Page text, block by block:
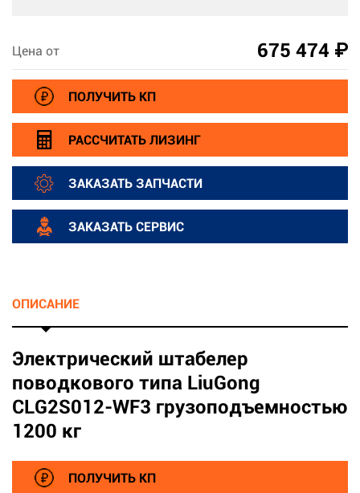
Цена от 675 474 ₽
ПОЛУЧИТЬ КП
РАССЧИТАТЬ ЛИЗИНГ
ЗАКАЗАТЬ ЗАПЧАСТИ
ЗАКАЗАТЬ СЕРВИС
ОПИСАНИЕ
Электрический штабелер
поводкового типа LiuGong
CLG2S012-WF3 грузоподъемностью
1200 кг
ПОЛУЧИТЬ КП